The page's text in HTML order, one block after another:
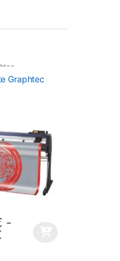
Graphtec
-
múltiples variantes. Las